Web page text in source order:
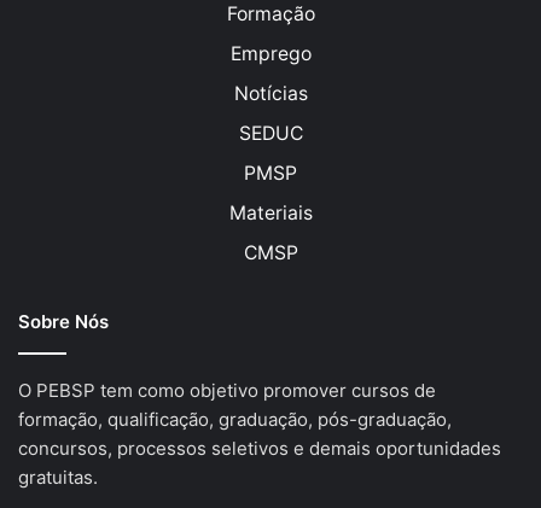
Formação
Emprego
Notícias
SEDUC
PMSP
Materiais
CMSP
Sobre Nós
O PEBSP tem como objetivo promover cursos de
formação, qualificação, graduação, pós-graduação,
concursos, processos seletivos e demais oportunidades
gratuitas.